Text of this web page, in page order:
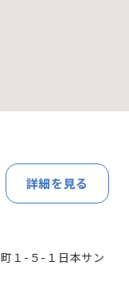
詳細を見る
１-５-１日本サン